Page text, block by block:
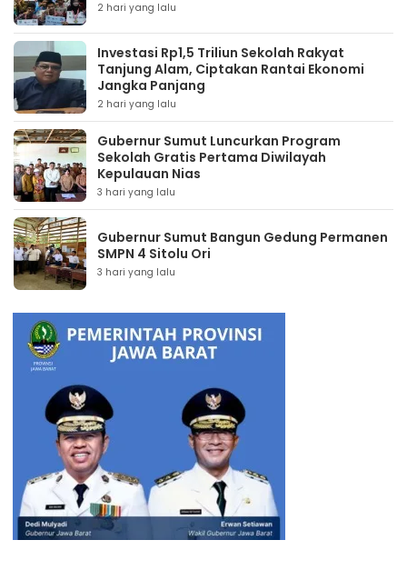
2 hari yang lalu
Investasi Rp1,5 Triliun Sekolah Rakyat
Tanjung Alam, Ciptakan Rantai Ekonomi
Jangka Panjang
2 hari yang lalu
Gubernur Sumut Luncurkan Program
Sekolah Gratis Pertama Diwilayah
Kepulauan Nias
3 hari yang lalu
Gubernur Sumut Bangun Gedung Permanen
SMPN 4 Sitolu Ori
3 hari yang lalu